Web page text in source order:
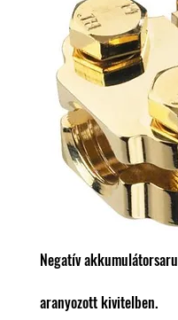
Negatív akkumulátorsaru
aranyozott kivitelben.